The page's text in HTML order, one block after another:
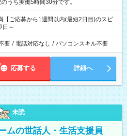
※表記のうち実働5時間30分です。
【ご応募から1週間以内(最短2日目)のスピ
日～
要 / 電話対応なし / パソコンスキル不要
応募する 詳細へ
未読
ムの世話人・生活支援員